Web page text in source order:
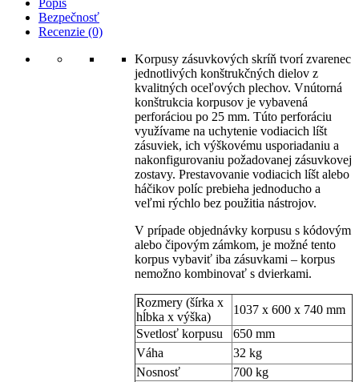
Popis
Bezpečnosť
Recenzie (0)
Korpusy zásuvkových skríň tvorí zvarenec
jednotlivých konštrukčných dielov z
kvalitných oceľových plechov. Vnútorná
konštrukcia korpusov je vybavená
perforáciou po 25 mm. Túto perforáciu
využívame na uchytenie vodiacich líšt
zásuviek, ich výškovému usporiadaniu a
nakonfigurovaniu požadovanej zásuvkovej
zostavy. Prestavovanie vodiacich líšt alebo
háčikov políc prebieha jednoducho a
veľmi rýchlo bez použitia nástrojov.
V prípade objednávky korpusu s kódovým
alebo čipovým zámkom, je možné tento
korpus vybaviť iba zásuvkami – korpus
nemožno kombinovať s dvierkami.
Rozmery (šírka x
hĺbka x výška)
1037 x 600 x 740 mm
Svetlosť korpusu
650 mm
Váha
32 kg
Nosnosť
700 kg